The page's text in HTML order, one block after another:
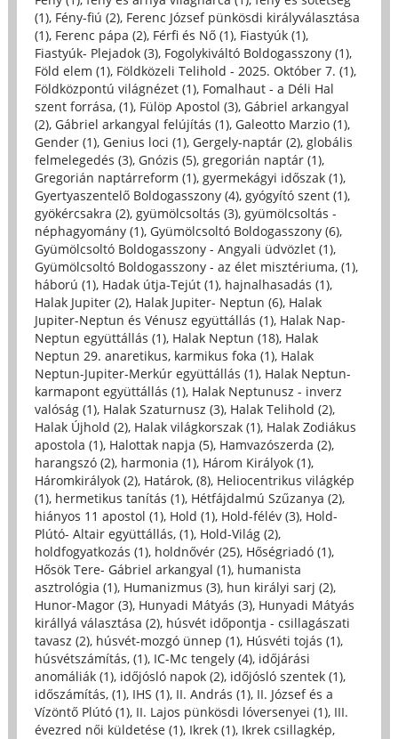
(1), Fény-fiú (2), Ferenc József pünkösdi királyválasztása
(1), Ferenc pápa (2), Férfi és Nő (1), Fiastyúk (1),
Fiastyúk- Plejadok (3), Fogolykiváltó Boldogasszony (1),
Föld elem (1), Földközeli Telihold - 2025. Október 7. (1),
Földközpontú világnézet (1), Fomalhaut - a Déli Hal
szent forrása, (1), Fülöp Apostol (3), Gábriel arkangyal
(2), Gábriel arkangyal felújítás (1), Galeotto Marzio (1),
Gender (1), Genius loci (1), Gergely-naptár (2), globális
felmelegedés (3), Gnózis (5), gregorián naptár (1),
Gregorián naptárreform (1), gyermekágyi időszak (1),
Gyertyaszentelő Boldogasszony (4), gyógyító szent (1),
gyökércsakra (2), gyümölcsoltás (3), gyümölcsoltás -
néphagyomány (1), Gyümölcsoltó Boldogasszony (6),
Gyümölcsoltó Boldogasszony - Angyali üdvözlet (1),
Gyümölcsoltó Boldogasszony - az élet misztériuma, (1),
háború (1), Hadak útja-Tejút (1), hajnalhasadás (1),
Halak Jupiter (2), Halak Jupiter- Neptun (6), Halak
Jupiter-Neptun és Vénusz együttállás (1), Halak Nap-
Neptun együttállás (1), Halak Neptun (18), Halak
Neptun 29. anaretikus, karmikus foka (1), Halak
Neptun-Jupiter-Merkúr együttállás (1), Halak Neptun-
karmapont együttállás (1), Halak Neptunusz - inverz
valóság (1), Halak Szaturnusz (3), Halak Telihold (2),
Halak Újhold (2), Halak világkorszak (1), Halak Zodiákus
apostola (1), Halottak napja (5), Hamvazószerda (2),
harangszó (2), harmonia (1), Három Királyok (1),
Háromkirályok (2), Határok, (8), Heliocentrikus világkép
(1), hermetikus tanítás (1), Hétfájdalmú Szűzanya (2),
hiányos 11 apostol (1), Hold (1), Hold-félév (3), Hold-
Plútó- Altair együttállás, (1), Hold-Világ (2),
holdfogyatkozás (1), holdnővér (25), Hőségriadó (1),
Hősök Tere- Gábriel arkangyal (1), humanista
asztrológia (1), Humanizmus (3), hun királyi sarj (2),
Hunor-Magor (3), Hunyadi Mátyás (3), Hunyadi Mátyás
királlyá választása (2), húsvét időpontja - csillagászati
tavasz (2), húsvét-mozgó ünnep (1), Húsvéti tojás (1),
húsvétszámítás, (1), IC-Mc tengely (4), időjárási
anomáliák (1), időjósló napok (2), időjósló szentek (1),
időszámítás, (1), IHS (1), II. András (1), II. József és a
Vízöntő Plútó (1), II. Lajos pünkösdi lóversenyei (1), III.
évezred női küldetése (1), Ikrek (1), Ikrek csillagkép,